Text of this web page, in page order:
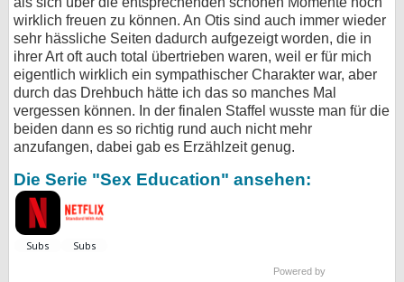
wirklich freuen zu können. An Otis sind auch immer wieder
sehr hässliche Seiten dadurch aufgezeigt worden, die in
ihrer Art oft auch total übertrieben waren, weil er für mich
eigentlich wirklich ein sympathischer Charakter war, aber
durch das Drehbuch hätte ich das so manches Mal
vergessen können. In der finalen Staffel wusste man für die
beiden dann es so richtig rund auch nicht mehr
anzufangen, dabei gab es Erzählzeit genug.
Die Serie "Sex Education" ansehen:
Powered by